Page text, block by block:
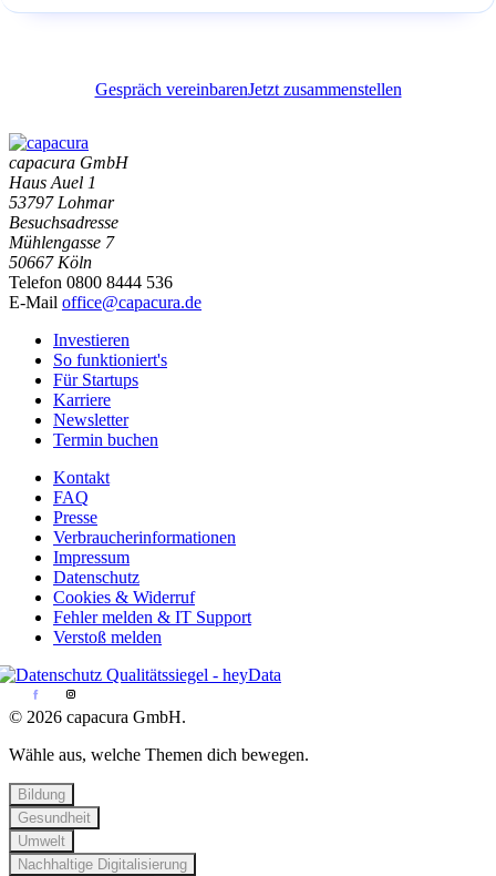
Gespräch vereinbarenJetzt zusammenstellen
capacura GmbH
Haus Auel 1
53797 Lohmar
Besuchsadresse
Mühlengasse 7
50667 Köln
Telefon 0800 8444 536
E-Mail office@capacura.de
Investieren
So funktioniert's
Für Startups
Karriere
Newsletter
Termin buchen
Kontakt
FAQ
Presse
Verbraucherinformationen
Impressum
Datenschutz
Cookies & Widerruf
Fehler melden & IT Support
Verstoß melden
© 2026 capacura GmbH.
Wähle aus, welche Themen dich bewegen.
Bildung
Gesundheit
Umwelt
Nachhaltige Digitalisierung